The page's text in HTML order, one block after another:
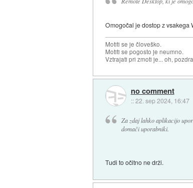
Omogočal je dostop z vsakega
Motiti se je človeško.
Motiti se pogosto je neumno.
Vztrajati pri zmoti je... oh,
no comment
::22. sep 2024, 16:47
Za zdaj lahko aplikacijo
domači uporabniki.
Tudi to očitno ne drži.